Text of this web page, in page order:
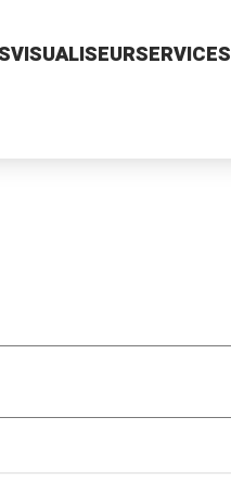
VISUALISEURSERVICES